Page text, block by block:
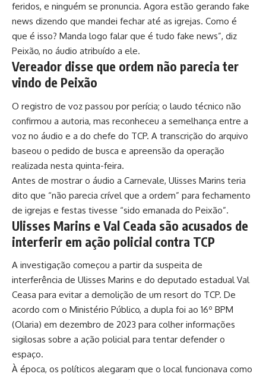
feridos, e ninguém se pronuncia. Agora estão gerando fake
news dizendo que mandei fechar até as igrejas. Como é
que é isso? Manda logo falar que é tudo fake news”, diz
Peixão, no áudio atribuído a ele.
Vereador disse que ordem não parecia ter
vindo de Peixão
O registro de voz passou por perícia; o laudo técnico não
confirmou a autoria, mas reconheceu a semelhança entre a
voz no áudio e a do chefe do TCP. A transcrição do arquivo
baseou o pedido de busca e apreensão da operação
realizada nesta quinta-feira.
Antes de mostrar o áudio a Carnevale, Ulisses Marins teria
dito que “não parecia crível que a ordem” para fechamento
de igrejas e festas tivesse “sido emanada do Peixão”.
Ulisses Marins e Val Ceada são acusados de
interferir em ação policial contra TCP
A investigação começou a partir da suspeita de
interferência de Ulisses Marins e do deputado estadual Val
Ceasa para evitar a demolição de um resort do TCP. De
acordo com o Ministério Público, a dupla foi ao 16º BPM
(Olaria) em dezembro de 2023 para colher informações
sigilosas sobre a ação policial para tentar defender o
espaço.
À época, os políticos alegaram que o local funcionava como